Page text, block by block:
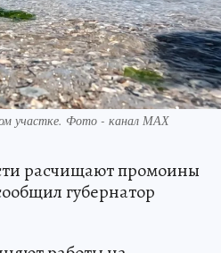
участке. Фото - канал МАХ
расчищают промоины
губернатор